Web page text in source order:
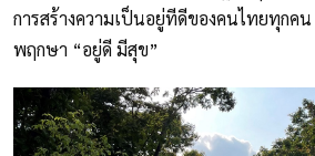
การสร้างความเป็นอยู่ทีดีของคนไทยทุกค
พฤกษา “อยู่ดี มีสุข”